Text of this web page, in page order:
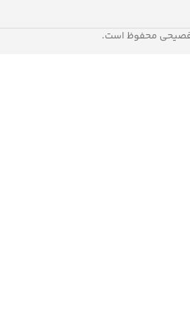
فصیحی محفوظ است.